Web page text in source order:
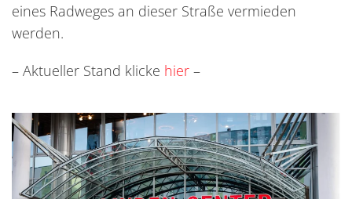
eines Radweges an dieser Straße vermieden
werden.
– Aktueller Stand klicke hier –